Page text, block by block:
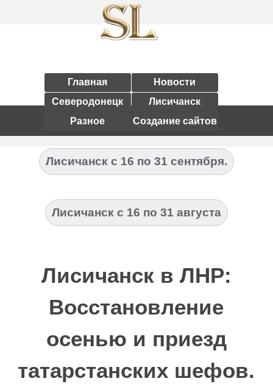
Главная
Новости
Северодонецк
Лисичанск
Разное
Создание сайтов
Лисичанск с 16 по 31 сентября.
Лисичанск с 16 по 31 августа
Лисичанск в ЛНР:
Восстановление
осенью и приезд
татарстанских шефов.